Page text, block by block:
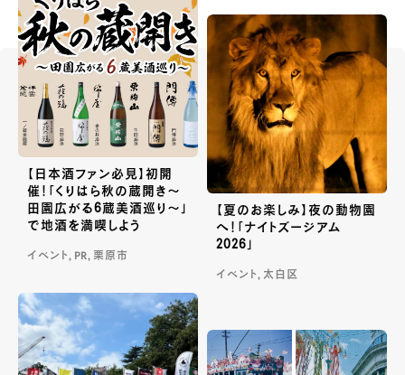
【日本酒ファン必見】初開
催！「くりはら秋の蔵開き〜
田園広がる6蔵美酒巡り〜」
で地酒を満喫しよう
イベント, PR, 栗原市
【夏のお楽しみ】夜の動物園
へ！「ナイトズージアム
2026」
イベント, 太白区